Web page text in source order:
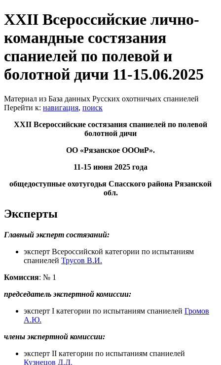
XXII Всероссийские лично-
командные состязания
спаниелей по полевой и
болотной дичи 11-15.06.2025
Материал из База данных Русских охотничьих спаниелей
Перейти к: навигация, поиск
XXII Всероссийские состязания спаниелей по полевой
болотной дичи
ОО «Рязанское ОООиР».
11-15 июня 2025 года
общедоступные охотугодья Спасского района Рязанской
обл.
Эксперты
Главный эксперт состязаний:
эксперт Всероссийской категории по испытаниям
спаниелей Трусов В.И.
Комиссия: № 1
председатель экспертной комиссии:
эксперт I категории по испытаниям спаниелей Громов
А.Ю.
члены экспертной комиссии:
эксперт II категории по испытаниям спаниелей
Кузнецов Д.Д.